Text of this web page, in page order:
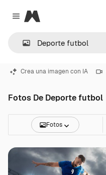
Close menu
Magnific
Crea una imagen con IA
Fotos De Deporte futbol
Fotos